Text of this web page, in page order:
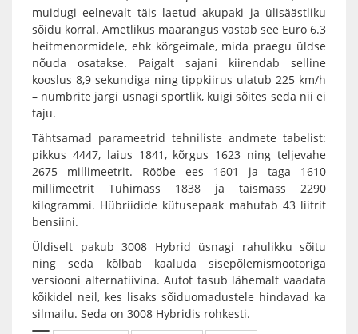
muidugi eelnevalt täis laetud akupaki ja ülisäästliku
sõidu korral. Ametlikus määrangus vastab see Euro 6.3
heitmenormidele, ehk kõrgeimale, mida praegu üldse
nõuda osatakse. Paigalt sajani kiirendab selline
kooslus 8,9 sekundiga ning tippkiirus ulatub 225 km/h
– numbrite järgi üsnagi sportlik, kuigi sõites seda nii ei
taju.
Tähtsamad parameetrid tehniliste andmete tabelist:
pikkus 4447, laius 1841, kõrgus 1623 ning teljevahe
2675 millimeetrit. Rööbe ees 1601 ja taga 1610
millimeetrit Tühimass 1838 ja täismass 2290
kilogrammi. Hübriidide kütusepaak mahutab 43 liitrit
bensiini.
Üldiselt pakub 3008 Hybrid üsnagi rahulikku sõitu
ning seda kõlbab kaaluda sisepõlemismootoriga
versiooni alternatiivina. Autot tasub lähemalt vaadata
kõikidel neil, kes lisaks sõiduomadustele hindavad ka
silmailu. Seda on 3008 Hybridis rohkesti.